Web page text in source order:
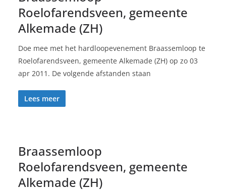
Roelofarendsveen, gemeente
Alkemade (ZH)
Doe mee met het hardloopevenement Braassemloop te
Roelofarendsveen, gemeente Alkemade (ZH) op zo 03
apr 2011. De volgende afstanden staan
Lees meer
Braassemloop
Roelofarendsveen, gemeente
Alkemade (ZH)